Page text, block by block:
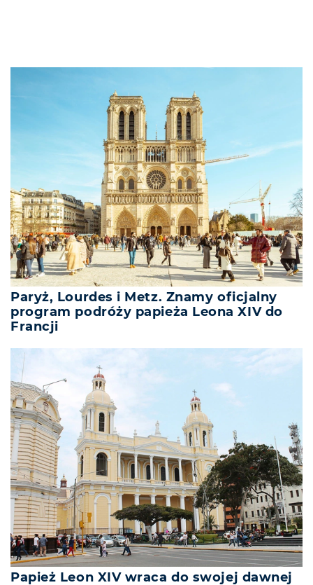
Paryż, Lourdes i Metz. Znamy oficjalny
program podróży papieża Leona XIV do
Francji
Papież Leon XIV wraca do swojej dawnej